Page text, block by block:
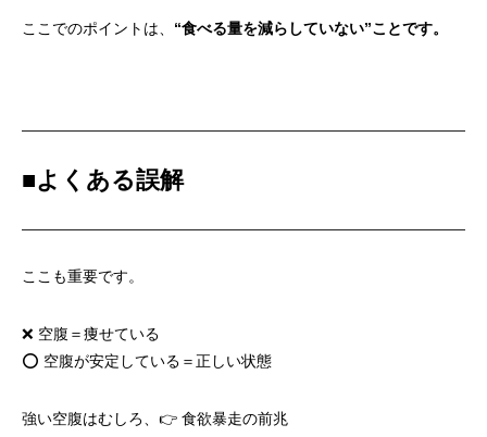
ここでのポイントは、 “食べる量を減らしていない”ことです。
■よくある誤解
ここも重要です。
❌ 空腹＝痩せている
⭕ 空腹が安定している＝正しい状態
強い空腹はむしろ、👉 食欲暴走の前兆